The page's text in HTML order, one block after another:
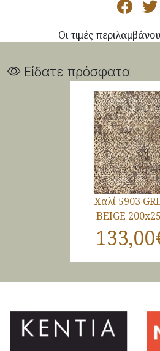
Οι τιμές
Είδατε πρόσφατα
Χαλί 5903
BEIGE